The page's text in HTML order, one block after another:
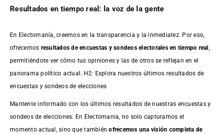
Resultados en tiempo real: la voz de la gente
En Electomanía, creemos en la transparencia y la inmediatez. Por eso,
ofrecemos resultados deencuestas y sondeos electorales en tiempo real
permitiéndote ver cómo tus opiniones y las de otros se reflejan en el
panorama político actual. H2: Explora nuestros últimos resultados de
encuestas y sondeos de elecciones
Mantente informado con los últimos resultados de nuestras encuestasy
sondeos de elecciones. En Electomania, no solo capturamos el
momento actual, sino que tambiénofrecemos una visión completa de